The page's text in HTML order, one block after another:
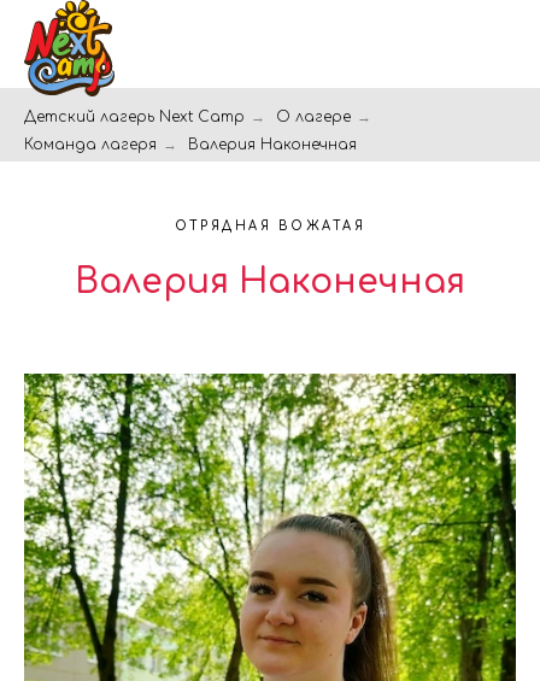
Детский лагерь Next Camp → О лагере →
Команда лагеря → Валерия Наконечная
ОТРЯДНАЯ ВОЖАТАЯ
Валерия Наконечная